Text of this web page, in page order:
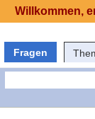
Fragen
Willkommen,